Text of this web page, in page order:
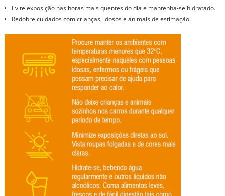
Evite exposição nas horas mais quentes do dia e mantenha-se hidratado.
Redobre cuidados com crianças, idosos e animais de estimação.